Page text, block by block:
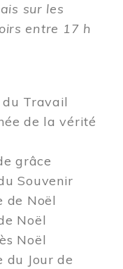
sur les
entre 17 h
Travail
de la vérité
grâce
Souvenir
de Noël
Noël
Noël
du Jour de